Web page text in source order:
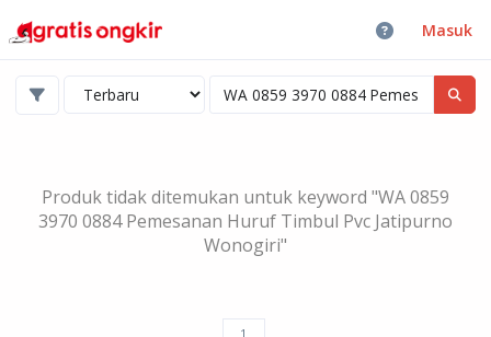
Masuk
Produk tidak ditemukan untuk keyword "WA 0859
3970 0884 Pemesanan Huruf Timbul Pvc Jatipurno
Wonogiri"